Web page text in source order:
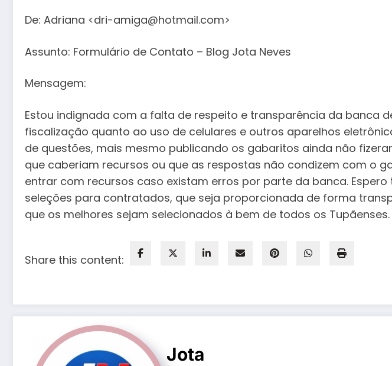
De: Adriana <dri-amiga@hotmail.com>
Assunto: Formulário de Contato – Blog Jota Neves
Mensagem:
Estou indignada com a falta de respeito e transparência da banca
fiscalização quanto ao uso de celulares e outros aparelhos
de questões, mais mesmo publicando os gabaritos ainda não
que caberiam recursos ou que as respostas não condizem com o
entrar com recursos caso existam erros por parte da banca.
seleções para contratados, que seja proporcionada de forma
que os melhores sejam selecionados à bem de todos os Tupãenses.
Share this content:
Jota